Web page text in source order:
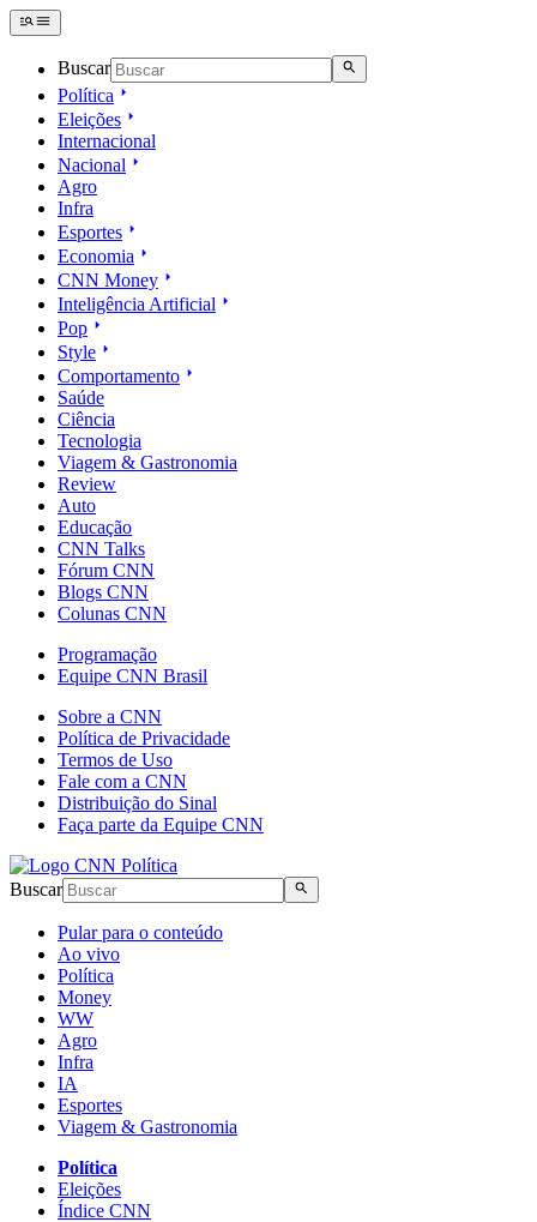
Buscar
Política
Eleições
Internacional
Nacional
Agro
Infra
Esportes
Economia
CNN Money
Inteligência Artificial
Pop
Style
Comportamento
Saúde
Ciência
Tecnologia
Viagem & Gastronomia
Review
Auto
Educação
CNN Talks
Fórum CNN
Blogs CNN
Colunas CNN
Programação
Equipe CNN Brasil
Sobre a CNN
Política de Privacidade
Termos de Uso
Fale com a CNN
Distribuição do Sinal
Faça parte da Equipe CNN
Buscar
Pular para o conteúdo
Ao vivo
Política
Money
WW
Agro
Infra
IA
Esportes
Viagem & Gastronomia
Política
Eleições
Índice CNN